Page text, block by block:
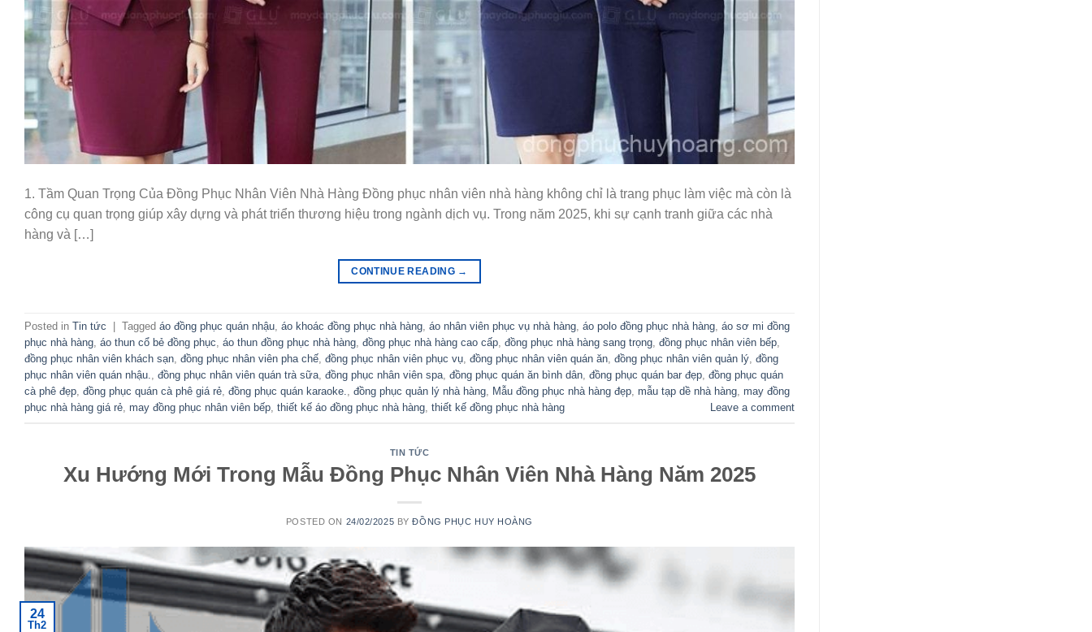
1. Tầm Quan Trọng Của Đồng Phục Nhân Viên Nhà Hàng Đồng phục nhân viên nhà hàng không chỉ là trang phục làm việc mà còn là
công cụ quan trọng giúp xây dựng và phát triển thương hiệu trong ngành dịch vụ. Trong năm 2025, khi sự cạnh tranh giữa các nhà
hàng và […]
CONTINUE READING →
Posted in Tin tức Tagged áo đồng phục quán nhậu, áo khoác đồng phục nhà hàng, áo nhân viên phục vụ nhà hàng, áo polo đồng phục nhà hàng, áo sơ mi đồng
phục nhà hàng, áo thun cổ bẻ đồng phục, áo thun đồng phục nhà hàng, đồng phục nhà hàng cao cấp, đồng phục nhà hàng sang trọng, đồng phục nhân viên bếp,
đồng phục nhân viên khách sạn, đồng phục nhân viên pha chế, đồng phục nhân viên phục vụ, đồng phục nhân viên quán ăn, đồng phục nhân viên quản lý, đồng
phục nhân viên quán nhậu., đồng phục nhân viên quán trà sữa, đồng phục nhân viên spa, đồng phục quán ăn bình dân, đồng phục quán bar đẹp, đồng phục quán
cà phê đẹp, đồng phục quán cà phê giá rẻ, đồng phục quán karaoke., đồng phục quản lý nhà hàng, Mẫu đồng phục nhà hàng đẹp, mẫu tạp dề nhà hàng, may đồng
phục nhà hàng giá rẻ, may đồng phục nhân viên bếp, thiết kế áo đồng phục nhà hàng, thiết kế đồng phục nhà hàng Leave a comment
TIN TỨC
Xu Hướng Mới Trong Mẫu Đồng Phục Nhân Viên Nhà Hàng Năm 2025
POSTED ON 24/02/2025 BYĐỒNG PHỤC HUY HOÀNG
24
Th2